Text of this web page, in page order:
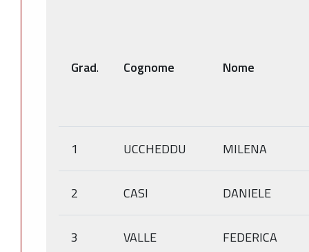
Grad. Cognome Nome
1 UCCHEDDU MILENA
2 CASI DANIELE
3 VALLE FEDERICA